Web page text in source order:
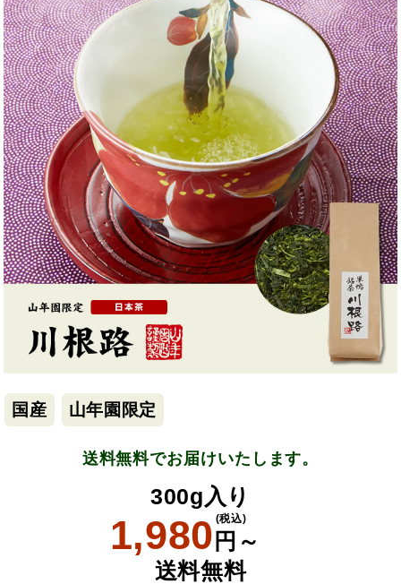
国産 山年園限定
送料無料でお届けいたします。
300g入り
1,980 円～
(税込)
送料無料